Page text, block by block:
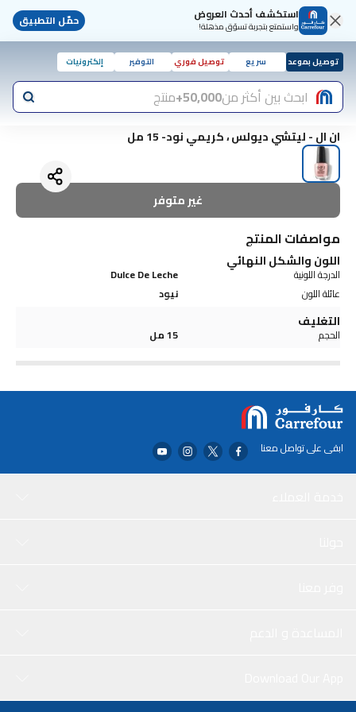
استكشف أحدث العروض
واستمتع بتجربة تسوّق مذهلة! حمّل التطبيق
توصيل بموعد سريع توصيل فوري التوفير إلكترونيات
ابحث بين أكثر من50,000+ منتج
ان ال - ليتشي ديولس ، كريمي نود- 15 مل
غير متوفر
مواصفات المنتج
اللون والشكل النهائي
الدرجة اللونية
Dulce De Leche
عائلة اللون
نيود
التغليف
الحجم 15 مل
ابقى على تواصل معنا